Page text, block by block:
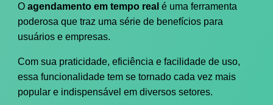
O agendamento em tempo real é uma ferramenta
poderosa que traz uma série de benefícios para
usuários e empresas.
Com sua praticidade, eficiência e facilidade de uso,
essa funcionalidade tem se tornado cada vez mais
popular e indispensável em diversos setores.